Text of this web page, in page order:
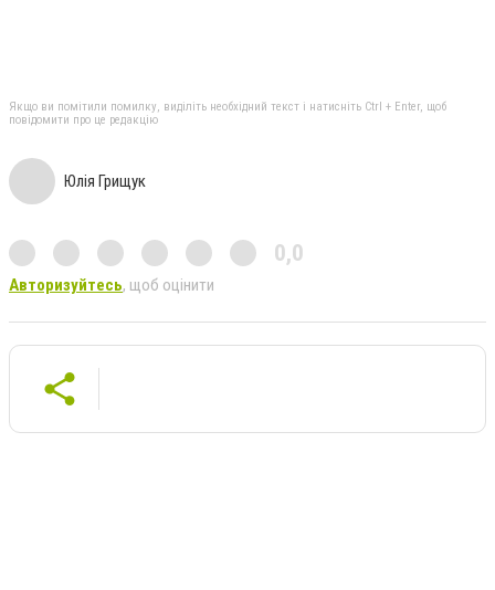
Якщо ви помітили помилку, виділіть необхідний текст і натисніть Ctrl + Enter, щоб
повідомити про це редакцію
Юлія Грищук
0,0
Авторизуйтесь, щоб оцінити